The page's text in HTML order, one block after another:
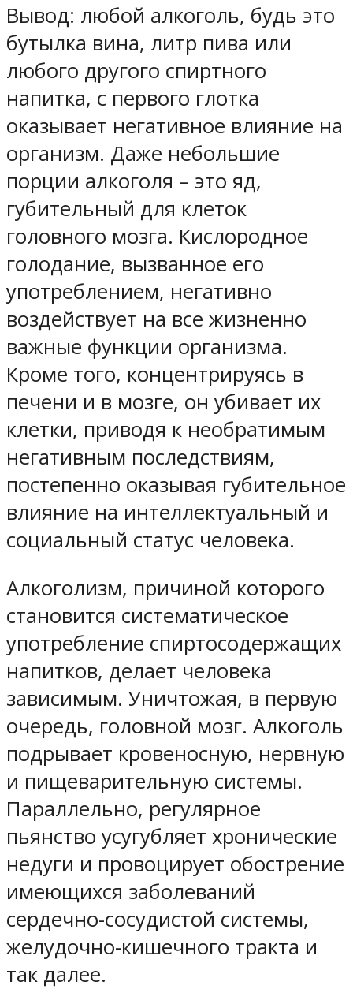
Вывод: любой алкоголь, будь это
бутылка вина, литр пива или
любого другого спиртного
напитка, с первого глотка
оказывает негативное влияние на
организм. Даже небольшие
порции алкоголя – это яд,
губительный для клеток
головного мозга. Кислородное
голодание, вызванное его
употреблением, негативно
воздействует на все жизненно
важные функции организма.
Кроме того, концентрируясь в
печени и в мозге, он убивает их
клетки, приводя к необратимым
негативным последствиям,
постепенно оказывая губительное
влияние на интеллектуальный и
социальный статус человека.
Алкоголизм, причиной которого
становится систематическое
употребление спиртосодержащих
напитков, делает человека
зависимым. Уничтожая, в первую
очередь, головной мозг. Алкоголь
подрывает кровеносную, нервную
и пищеварительную системы.
Параллельно, регулярное
пьянство усугубляет хронические
недуги и провоцирует обострение
имеющихся заболеваний
сердечно-сосудистой системы,
желудочно-кишечного тракта и
так далее.